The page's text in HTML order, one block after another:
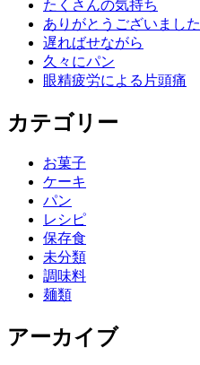
たくさんの気持ち
ありがとうございました
遅ればせながら
久々にパン
眼精疲労による片頭痛
カテゴリー
お菓子
ケーキ
パン
レシピ
保存食
未分類
調味料
麺類
アーカイブ